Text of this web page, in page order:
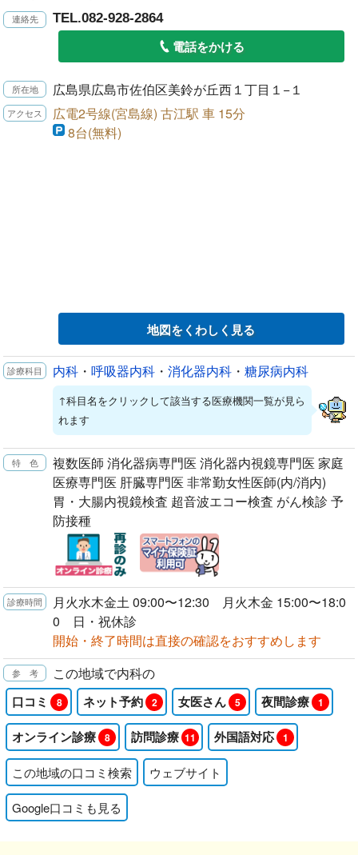
TEL.082-928-2864
電話をかける
広島県広島市佐伯区美鈴が丘西１丁目１−１
広電2号線(宮島線) 古江駅 車 15分
8台(無料)
地図をくわしく見る
内科 ・ 呼吸器内科 ・ 消化器内科 ・ 糖尿病内科
↑科目名をクリックして該当する医療機関一覧が見ら
れます
複数医師 消化器病専門医 消化器内視鏡専門医 家庭
医療専門医 肝臓専門医 非常勤女性医師(内/消内)
胃・大腸内視鏡検査 超音波エコー検査 がん検診 予
防接種
月火水木金土 09:00〜12:30 月火木金 15:00〜18:0
0 日・祝休診
開始・終了時間は直接の確認をおすすめします
この地域で内科の
口コミ 8 ネット予約 2 女医さん 5 夜間診療 1
オンライン診療 8 訪問診療 11 外国語対応 1
この地域の口コミ検索 ウェブサイト
Google口コミも見る